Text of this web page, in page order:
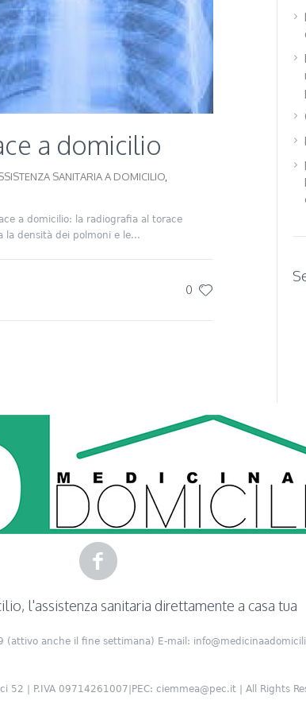
a domicilio
SANITARIA A DOMICILIO,
a domicilio: la radiografia al torace
la densità dei polmoni e le...
0
l'assistenza sanitaria direttamente a casa tua
anche il fine settimana) E-mail:
52 | P.IVA 09714261007|PEC: ciemmea@pec.it | All Rights